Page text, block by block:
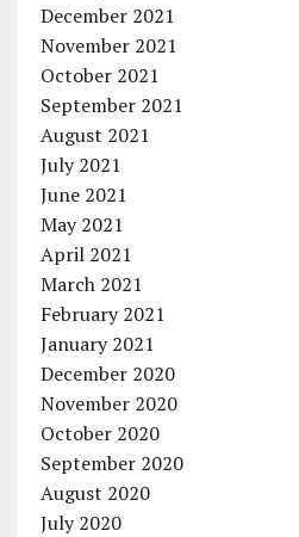
December 2021
November 2021
October 2021
September 2021
August 2021
July 2021
June 2021
May 2021
April 2021
March 2021
February 2021
January 2021
December 2020
November 2020
October 2020
September 2020
August 2020
July 2020